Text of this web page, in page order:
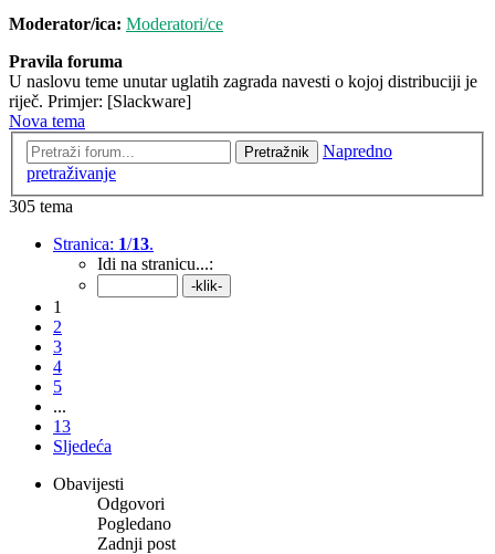
Moderator/ica: Moderatori/ce
Pravila foruma
U naslovu teme unutar uglatih zagrada navesti o kojoj distribuciji je
riječ. Primjer: [Slackware]
Nova tema
Pretražnik
Napredno
pretraživanje
305 tema
Stranica: 1/13.
Idi na stranicu...:
1
2
3
4
5
...
13
Sljedeća
Obavijesti
Odgovori
Pogledano
Zadnji post